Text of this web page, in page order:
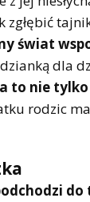
zgłębić
świat
dla
to nie
rodzic